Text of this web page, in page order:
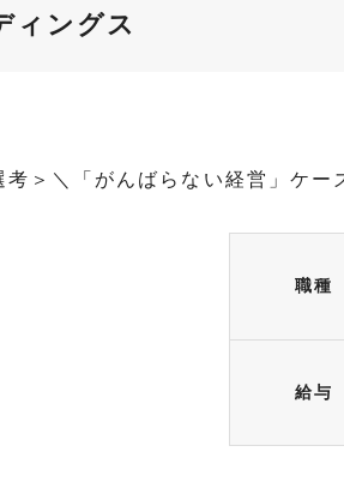
ィングス
＞＼「がんばらない経営」ケ
職種
給与